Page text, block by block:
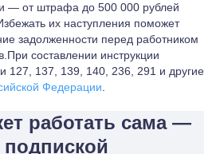
— от штрафа до 500 000 рублей
их наступления поможет
задолженности перед работником
составлении инструкции
127, 137, 139, 140, 236, 291 и другие
Федерации
работать сама —